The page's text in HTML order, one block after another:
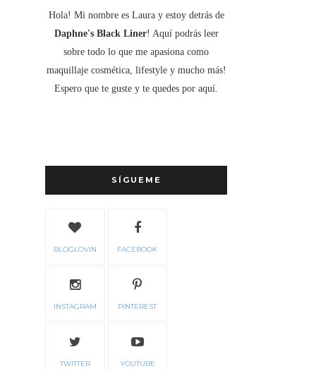
Hola! Mi nombre es Laura y estoy detrás de
Daphne's Black Liner! Aquí podrás leer
sobre todo lo que me apasiona como
maquillaje cosmética, lifestyle y mucho más!
Espero que te guste y te quedes por aquí.
SÍGUEME
BLOGLOVIN FACEBOOK
INSTAGRAM PINTEREST
TWITTER YOUTUBE